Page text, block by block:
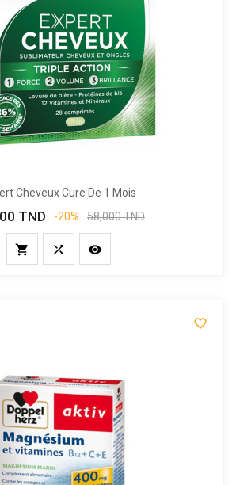
Cheveux Cure De 1 Mois
Prix
TND
Prix
-20% 58,000 TND
  
